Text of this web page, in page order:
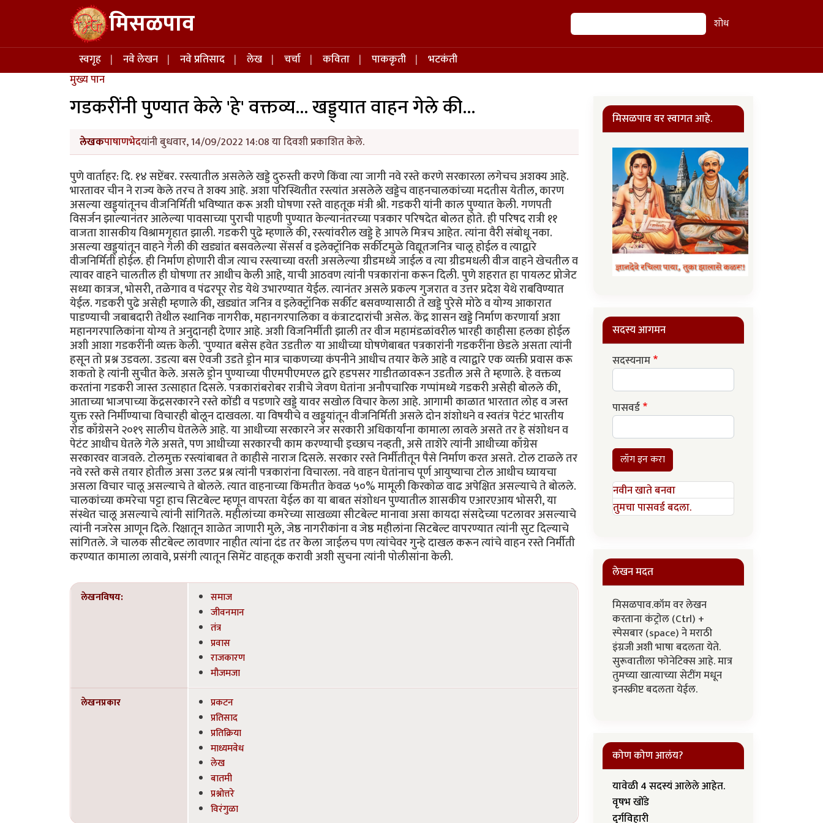
Skip to main content मिसळपाव शोध शोध
Main navigation
स्वगृह नवे लेखन नवे प्रतिसाद लेख चर्चा कविता पाककृती
भटकंती
मुख्य पान
गडकरींनी पुण्यात केले 'हे' वक्तव्य... खड्ड्यात वाहन गेले की...
लेखकपाषाणभेदयांनी बुधवार, 14/09/2022 14:08 या दिवशी प्रकाशित केले.
पुणे वार्ताहर: दि. १४ सप्टेंबर. रस्त्यातील असलेले खड्डे दुरुस्ती करणे किंवा त्या जागी नवे रस्ते करणे सरकारला लगेचच अशक्य आहे.
भारतावर चीन ने राज्य केले तरच ते शक्य आहे. अशा परिस्थितीत रस्त्यांत असलेले खड्डेच वाहनचालकांच्या मदतीस येतील, कारण
असल्या खड्ड्यांतूनच वीजनिर्मिती भविष्यात करू अशी घोषणा रस्ते वाहतूक मंत्री श्री. गडकरी यांनी काल पुण्यात केली. गणपती
विसर्जन झाल्यानंतर आलेल्या पावसाच्या पुराची पाहणी पुण्यात केल्यानंतरच्या पत्रकार परिषदेत बोलत होते. ही परिषद रात्री ११
वाजता शासकीय विश्रामगृहात झाली. गडकरी पुढे म्हणाले की, रस्त्यांवरील खड्डे हे आपले मित्रच आहेत. त्यांना वैरी संबोधू नका.
असल्या खड्ड्यांतून वाहने गेली की खड्यांत बसवलेल्या सेंसर्स व इलेक्ट्रॉनिक सर्कीटमुळे विद्यूतजनित्र चालू होईल व त्याद्वारे
वीजनिर्मिती होईल. ही निर्माण होणारी वीज त्याच रस्त्याच्या वरती असलेल्या ग्रीडमध्ये जाईल व त्या ग्रीडमधली वीज वाहने खेचतील व
त्यावर वाहने चालतील ही घोषणा तर आधीच केली आहे, याची आठवण त्यांनी पत्रकारांना करून दिली. पुणे शहरात हा पायलट प्रोजेट
सध्या कात्रज, भोसरी, तळेगाव व पंढरपूर रोड येथे उभारण्यात येईल. त्यानंतर असले प्रकल्प गुजरात व उत्तर प्रदेश येथे राबविण्यात
येईल. गडकरी पुढे असेही म्हणाले की, खड्यांत जनित्र व इलेक्ट्रॉनिक सर्कीट बसवण्यासाठी ते खड्डे पुरेसे मोठे व योग्य आकारात
पाडण्याची जबाबदारी तेथील स्थानिक नागरीक, महानगरपालिका व कंत्राटदारांची असेल. केंद्र शासन खड्डे निर्माण करणार्या अशा
महानगरपालिकांना योग्य ते अनुदानही देणार आहे. अशी विजनिर्मीती झाली तर वीज महामंडळांवरील भारही काहीसा हलका होईल
अशी आशा गडकरींनी व्यक्त केली. 'पुण्यात बसेस हवेत उडतील' या आधीच्या घोषणेबाबत पत्रकारांनी गडकरींना छेडले असता त्यांनी
हसून तो प्रश्न उडवला. उडत्या बस ऐवजी उडते ड्रोन मात्र चाकणच्या कंपनीने आधीच तयार केले आहे व त्याद्वारे एक व्यक्ती प्रवास करू
शकतो हे त्यांनी सुचीत केले. असले ड्रोन पुण्याच्या पीएमपीएमएल द्वारे हडपसर गाडीतळावरून उडतील असे ते म्हणाले. हे वक्तव्य
करतांना गडकरी जास्त उत्साहात दिसले. पत्रकारांबरोबर रात्रीचे जेवण घेतांना अनौपचारिक गप्पांमध्ये गडकरी असेही बोलले की,
आताच्या भाजपाच्या केंद्रसरकारने रस्ते कोंडी व पडणारे खड्डे यावर सखोल विचार केला आहे. आगामी काळात भारतात लोह व जस्त
युक्त रस्ते निर्मीण्याचा विचारही बोलून दाखवला. या विषयीचे व खड्ड्यांतून वीजनिर्मिती असले दोन शंशोधने व स्वतंत्र पेटंट भारतीय
रोड काँग्रेसने २०१९ सालीच घेतलेले आहे. या आधीच्या सरकारने जर सरकारी अधिकार्यांना कामाला लावले असते तर हे संशोधन व
पेटंट आधीच घेतले गेले असते, पण आधीच्या सरकारची काम करण्याची इच्छाच नव्हती, असे ताशेरे त्यांनी आधीच्या काँग्रेस
सरकारवर वाजवले. टोलमुक्त रस्त्यांबाबत ते काहीसे नाराज दिसले. सरकार रस्ते निर्मीतीतून पैसे निर्माण करत असते. टोल टाळले तर
नवे रस्ते कसे तयार होतील असा उलट प्रश्न त्यांनी पत्रकारांना विचारला. नवे वाहन घेतांनाच पूर्ण आयुष्याचा टोल आधीच घ्यायचा
असला विचार चालू असल्याचे ते बोलले. त्यात वाहनाच्या किंमतीत केवळ ५०% मामूली किरकोळ वाढ अपेक्षित असल्याचे ते बोलले.
चालकांच्या कमरेचा पट्टा हाच सिटबेल्ट म्हणून वापरता येईल का या बाबत संशोधन पुण्यातील शासकीय एआरएआय भोसरी, या
संस्थेत चालू असल्याचे त्यांनी सांगितले. महीलांच्या कमरेच्या साखळ्या सीटबेल्ट मानावा असा कायदा संसदेच्या पटलावर असल्याचे
त्यांनी नजरेस आणून दिले. रिक्षातून शाळेत जाणारी मुले, जेष्ठ नागरीकांना व जेष्ठ महीलांना सिटबेल्ट वापरण्यात त्यांनी सुट दिल्याचे
सांगितले. जे चालक सीटबेल्ट लावणार नाहीत त्यांना दंड तर केला जाईलच पण त्यांचेवर गुन्हे दाखल करून त्यांचे वाहन रस्ते निर्मीती
करण्यात कामाला लावावे, प्रसंगी त्यातून सिमेंट वाहतूक करावी अशी सुचना त्यांनी पोलीसांना केली.
लेखनविषय:
समाज
जीवनमान
तंत्र
प्रवास
राजकारण
मौजमजा
लेखनप्रकार
प्रकटन
प्रतिसाद
प्रतिक्रिया
माध्यमवेध
लेख
बातमी
प्रश्नोत्तरे
विरंगुळा
मिसळपाव वर स्वागत आहे.
सदस्य आगमन
सदस्यनाम
पासवर्ड
लॉग इन करा
नवीन खाते बनवा
तुमचा पासवर्ड बदला.
लेखन मदत
मिसळपाव.कॉम वर लेखन
करताना कंट्रोल (Ctrl) +
स्पेसबार (space) ने मराठी
इंग्रजी अशी भाषा बदलता येते.
सुरूवातीला फोनेटिक्स आहे. मात्र
तुमच्या खात्याच्या सेटींग मधून
इनस्क्रीप्ट बदलता येईल.
कोण कोण आलंय?
यावेळी 4 सदस्यं आलेले आहेत.
वृषभ खोंडे
दुर्गविहारी